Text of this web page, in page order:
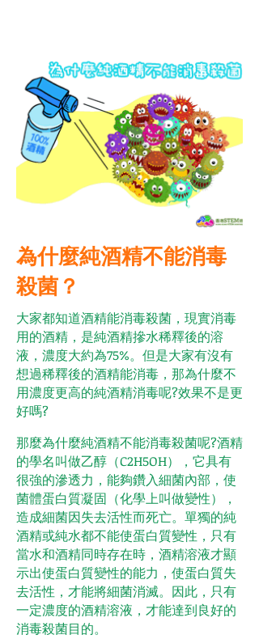
為什麼純酒精不能消毒
殺菌？
大家都知道酒精能消毒殺菌，現實消毒
用的酒精，是純酒精摻水稀釋後的溶
液，濃度大約為75%。但是大家有沒有
想過稀釋後的酒精能消毒，那為什麼不
用濃度更高的純酒精消毒呢?效果不是更
好嗎?
那麼為什麼純酒精不能消毒殺菌呢?酒精
的學名叫做乙醇（C2H5OH），它具有
很強的滲透力，能夠鑽入細菌內部，使
菌體蛋白質凝固（化學上叫做變性），
造成細菌因失去活性而死亡。單獨的純
酒精或純水都不能使蛋白質變性，只有
當水和酒精同時存在時，酒精溶液才顯
示出使蛋白質變性的能力，使蛋白質失
去活性，才能將細菌消滅。因此，只有
一定濃度的酒精溶液，才能達到良好的
消毒殺菌目的。